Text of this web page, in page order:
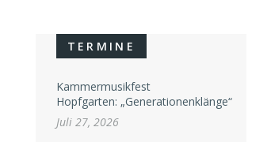
TERMINE
Kammermusikfest
Hopfgarten: „Generationenklänge“
Juli 27, 2026